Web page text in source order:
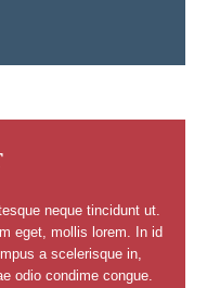
neque tincidunt ut.
eget, mollis lorem. In id
a scelerisque in,
odio condime congue.